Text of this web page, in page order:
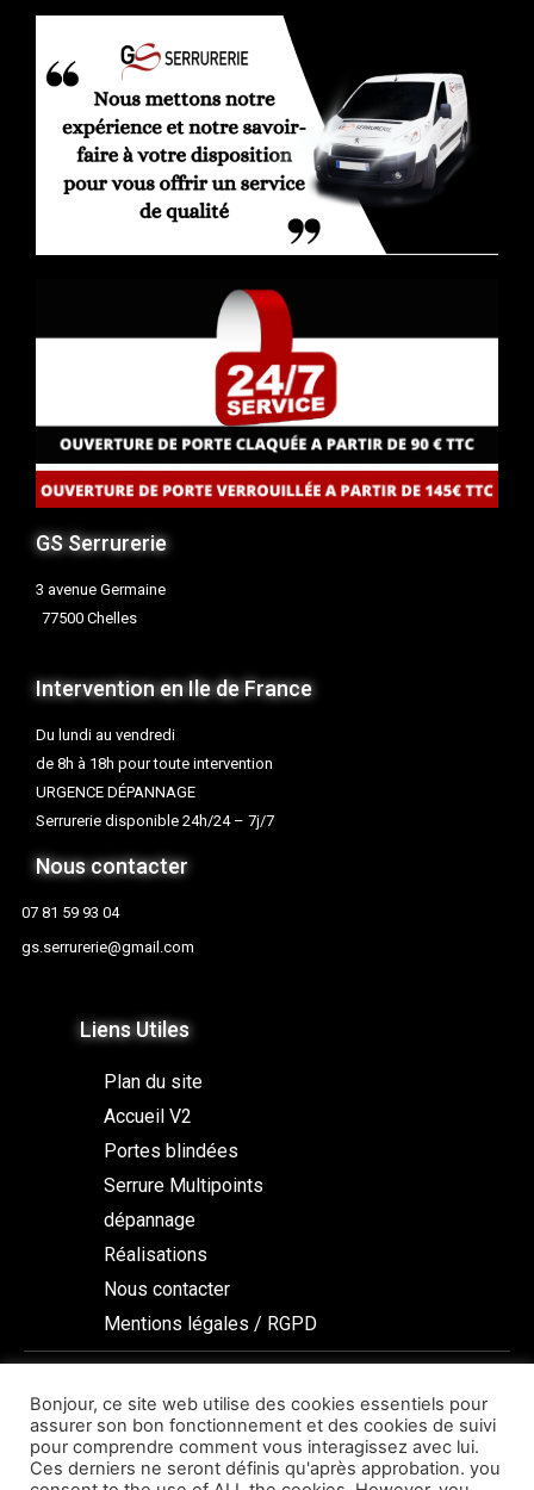
GS Serrurerie
3 avenue Germaine
77500 Chelles
Intervention en Ile de France
Du lundi au vendredi
de 8h à 18h pour toute intervention
URGENCE DÉPANNAGE
Serrurerie disponible 24h/24 – 7j/7
Nous contacter
07 81 59 93 04
gs.serrurerie@gmail.com
Liens Utiles
Plan du site
Accueil V2
Portes blindées
Serrure Multipoints
dépannage
Réalisations
Nous contacter
Mentions légales / RGPD
Bonjour, ce site web utilise des cookies essentiels pour
assurer son bon fonctionnement et des cookies de suivi
pour comprendre comment vous interagissez avec lui.
Ces derniers ne seront définis qu'après approbation. you